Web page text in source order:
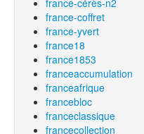
france-cérès-n2
france-coffret
france-yvert
france18
france1853
franceaccumulation
franceafrique
francebloc
franceclassique
francecollection